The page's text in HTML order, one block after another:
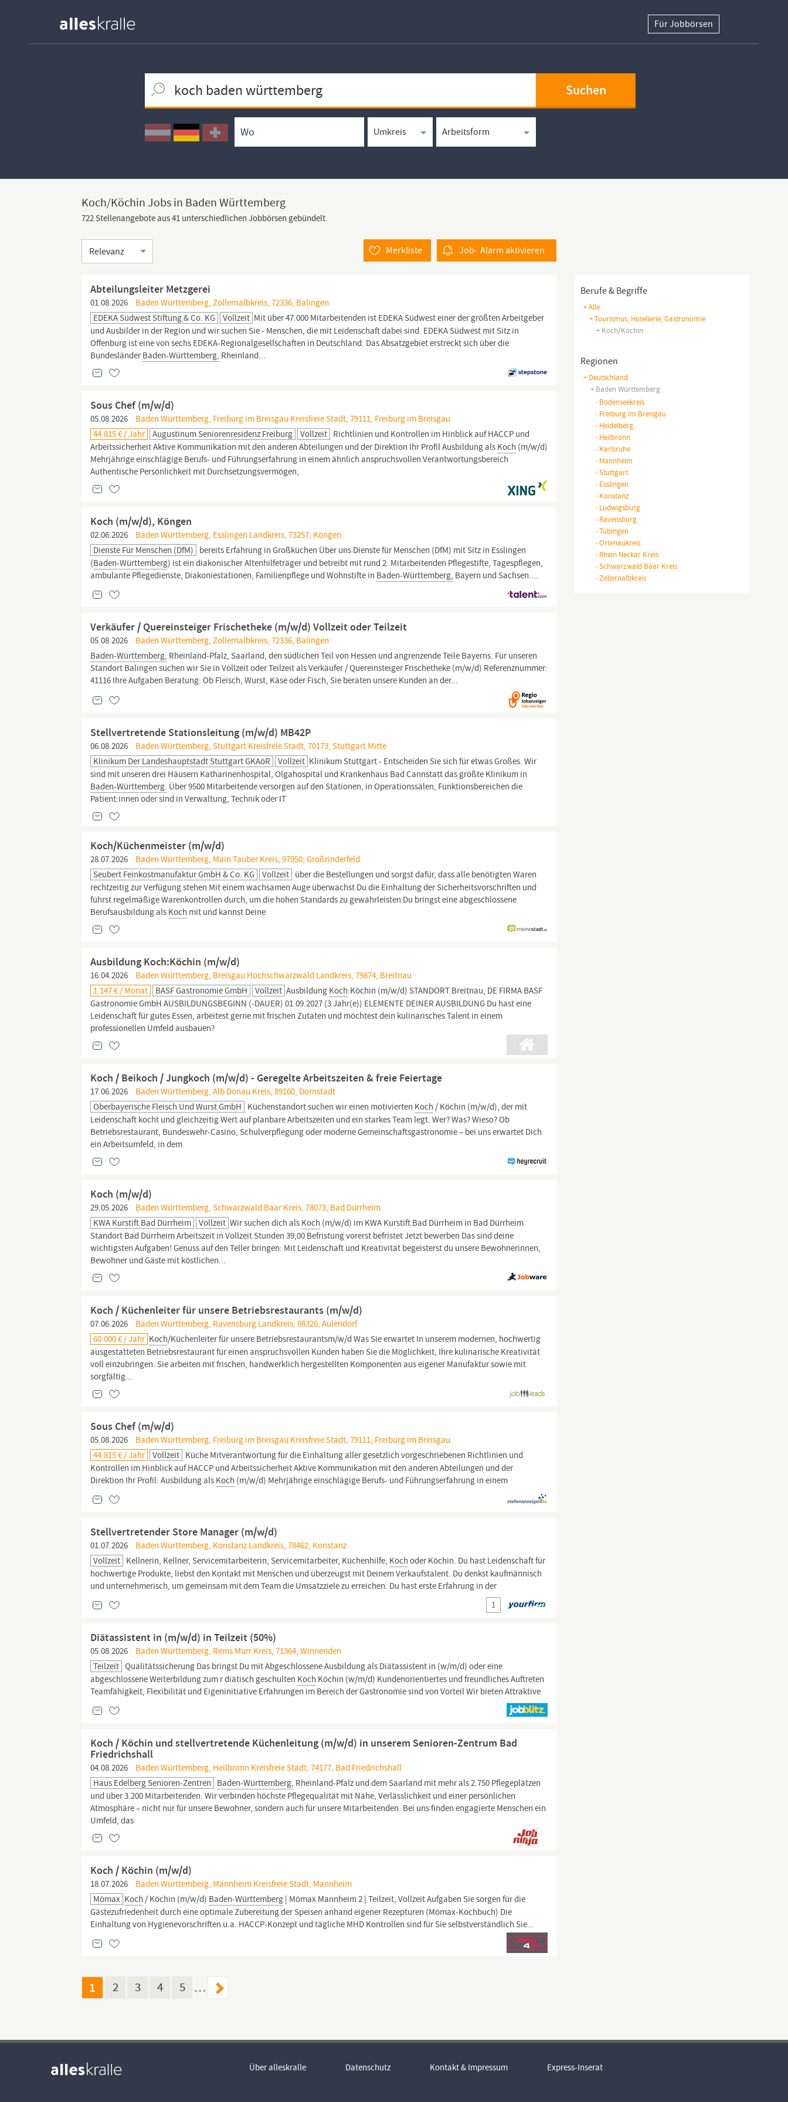
Für Jobbörsen
Ortssuche
Umkreissuche
Arbeitsform
Berufe & Begriffe
+ Alle
+ Tourismus, Hotellerie, Gastronomie
+ Koch/köchin
Regionen
+ Deutschland
+ Baden Württemberg
-Bodenseekreis
-Freiburg im Breisgau
-Heidelberg
-Heilbronn
-Karlsruhe
-Mannheim
-Stuttgart
-Esslingen
-Konstanz
-Ludwigsburg
-Ravensburg
-Tübingen
-Ortenaukreis
-Rhein Neckar Kreis
-Schwarzwald Baar Kreis
-Zollernalbkreis
Koch/Köchin Jobs in Baden Württemberg
722 Stellenangebote aus 41 unterschiedlichen Jobbörsen gebündelt.
Sortierung Job- Alarmaktivieren
Merkliste
Abteilungsleiter Metzgerei
01.08.2026
Baden Württemberg, Zollernalbkreis, 72336, Balingen
EDEKA Südwest Stiftung & Co. KG
Vollzeit Mit über 47.000 Mitarbeitenden ist EDEKA Südwest einer der größten Arbeitgeber
und Ausbilder in der Region und wir suchen Sie - Menschen, die mit Leidenschaft dabei sind. EDEKA Südwest mit Sitz in
Offenburg ist eine von sechs EDEKA-Regionalgesellschaften in Deutschland. Das Absatzgebiet erstreckt sich über die
BundesländerBaden-Württemberg, Rheinland...
Sous Chef (m/w/d)
05.08.2026
Baden Württemberg, Freiburg im Breisgau Kreisfreie Stadt, 79111, Freiburg im Breisgau
44.815 € / Jahr
Augustinum Seniorenresidenz Freiburg Vollzeit Richtlinien und Kontrollen im Hinblick auf HACCP und
Arbeitssicherheit Aktive Kommunikation mit den anderen Abteilungen und der Direktion Ihr Profil Ausbildung als Koch (m/w/d)
Mehrjährige einschlägige Berufs- und Führungserfahrung in einem ähnlich anspruchsvollen Verantwortungsbereich
Authentische Persönlichkeit mit Durchsetzungsvermögen,
Koch (m/w/d), Köngen
02.06.2026
Baden Württemberg, Esslingen Landkreis, 73257, Köngen
Dienste Für Menschen (DfM) bereits Erfahrung in Großküchen Über uns Dienste für Menschen (DfM) mit Sitz in Esslingen
(Baden-Württemberg) ist ein diakonischer Altenhilfeträger und betreibt mit rund 2. Mitarbeitenden Pflegestifte, Tagespflegen,
ambulante Pflegedienste, Diakoniestationen, Familienpflege und Wohnstifte in Baden-Württemberg, Bayern und Sachsen....
Verkäufer / Quereinsteiger Frischetheke (m/w/d) Vollzeit oder Teilzeit
05.08.2026
Baden Württemberg, Zollernalbkreis, 72336, Balingen
Baden-Württemberg, Rheinland-Pfalz, Saarland, den südlichen Teil von Hessen und angrenzende Teile Bayerns. Für unseren
Standort Balingen suchen wir Sie in Vollzeit oder Teilzeit als Verkäufer / Quereinsteiger Frischetheke (m/w/d) Referenznummer:
41116 Ihre Aufgaben Beratung: Ob Fleisch, Wurst, Käse oder Fisch, Sie beraten unsere Kunden an der...
Stellvertretende Stationsleitung (m/w/d) MB42P
06.08.2026
Baden Württemberg, Stuttgart Kreisfreie Stadt, 70173, Stuttgart Mitte
Klinikum Der Landeshauptstadt Stuttgart GKAöR
Vollzeit Klinikum Stuttgart - Entscheiden Sie sich für etwas Großes. Wir
sind mit unseren drei Häusern Katharinenhospital, Olgahospital und Krankenhaus Bad Cannstatt das größte Klinikum in
Baden-Württemberg. Über 9500 Mitarbeitende versorgen auf den Stationen, in Operationssälen, Funktionsbereichen die
Patient:innen oder sind in Verwaltung, Technik oder IT
Koch/Küchenmeister (m/w/d)
28.07.2026
Baden Württemberg, Main Tauber Kreis, 97950, Großrinderfeld
Seubert Feinkostmanufaktur GmbH & Co. KG
Vollzeit über die Bestellungen und sorgst dafür, dass alle benötigten Waren
rechtzeitig zur Verfügung stehen Mit einem wachsamen Auge überwachst Du die Einhaltung der Sicherheitsvorschriften und
führst regelmäßige Warenkontrollen durch, um die hohen Standards zu gewährleisten Du bringst eine abgeschlossene
Berufsausbildung als Koch mit und kannst Deine
Ausbildung Koch:Köchin (m/w/d)
16.04.2026
Baden Württemberg, Breisgau Hochschwarzwald Landkreis, 79874, Breitnau
1.147 € / Monat
BASF Gastronomie GmbH Vollzeit Ausbildung Koch:Köchin (m/w/d) STANDORT Breitnau, DE FIRMA BASF
Gastronomie GmbH AUSBILDUNGSBEGINN (‑DAUER) 01.09.2027 (3 Jahr(e)) ELEMENTE DEINER AUSBILDUNG Du hast eine
Leidenschaft für gutes Essen, arbeitest gerne mit frischen Zutaten und möchtest dein kulinarisches Talent in einem
professionellen Umfeld ausbauen?
Koch / Beikoch / Jungkoch (m/w/d) - Geregelte Arbeitszeiten & freie Feiertage
17.06.2026
Baden Württemberg, Alb Donau Kreis, 89160, Dornstadt
Oberbayerische Fleisch Und Wurst GmbH Küchenstandort suchen wir einen motivierten Koch / Köchin (m/w/d), der mit
Leidenschaft kocht und gleichzeitig Wert auf planbare Arbeitszeiten und ein starkes Team legt. Wer? Was? Wieso? Ob
Betriebsrestaurant, Bundeswehr-Casino, Schulverpflegung oder moderne Gemeinschaftsgastronomie – bei uns erwartet Dich
ein Arbeitsumfeld, in dem
Koch (m/w/d)
29.05.2026
Baden Württemberg, Schwarzwald Baar Kreis, 78073, Bad Dürrheim
KWA Kurstift Bad Dürrheim
Vollzeit Wir suchen dich als Koch (m/w/d) im KWA Kurstift Bad Dürrheim in Bad Dürrheim
Standort Bad Dürrheim Arbeitszeit in Vollzeit Stunden 39,00 Befristung vorerst befristet Jetzt bewerben Das sind deine
wichtigsten Aufgaben! Genuss auf den Teller bringen: Mit Leidenschaft und Kreativität begeisterst du unsere Bewohnerinnen,
Bewohner und Gäste mit köstlichen...
Koch / Küchenleiter für unsere Betriebsrestaurants (m/w/d)
07.06.2026
Baden Württemberg, Ravensburg Landkreis, 88326, Aulendorf
60.000 € / Jahr Koch/Küchenleiter für unsere Betriebsrestaurantsm/w/d Was Sie erwartet In unserem modernen, hochwertig
ausgestatteten Betriebsrestaurant für einen anspruchsvollen Kunden haben Sie die Möglichkeit, Ihre kulinarische Kreativität
voll einzubringen. Sie arbeiten mit frischen, handwerklich hergestellten Komponenten aus eigener Manufaktur sowie mit
sorgfältig...
Sous Chef (m/w/d)
05.08.2026
Baden Württemberg, Freiburg im Breisgau Kreisfreie Stadt, 79111, Freiburg im Breisgau
44.815 € / Jahr
Vollzeit Küche Mitverantwortung für die Einhaltung aller gesetzlich vorgeschriebenen Richtlinien und
Kontrollen im Hinblick auf HACCP und Arbeitssicherheit Aktive Kommunikation mit den anderen Abteilungen und der
Direktion Ihr Profil: Ausbildung als Koch (m/w/d) Mehrjährige einschlägige Berufs- und Führungserfahrung in einem
Stellvertretender Store Manager (m/w/d)
01.07.2026
Baden Württemberg, Konstanz Landkreis, 78462, Konstanz
Vollzeit Kellnerin, Kellner, Servicemitarbeiterin, Servicemitarbeiter, Küchenhilfe, Koch oder Köchin. Du hast Leidenschaft für
hochwertige Produkte, liebst den Kontakt mit Menschen und überzeugst mit Deinem Verkaufstalent. Du denkst kaufmännisch
und unternehmerisch, um gemeinsam mit dem Team die Umsatzziele zu erreichen. Du hast erste Erfahrung in der
1
Diätassistent in (m/w/d) in Teilzeit (50%)
05.08.2026
Baden Württemberg, Rems Murr Kreis, 71364, Winnenden
Teilzeit Qualitätssicherung Das bringst Du mit Abgeschlossene Ausbildung als Diätassistent in (w/m/d) oder eine
abgeschlossene Weiterbildung zum r diätisch geschulten Koch Köchin (w/m/d) Kundenorientiertes und freundliches Auftreten
Teamfähigkeit, Flexibilität und Eigeninitiative Erfahrungen im Bereich der Gastronomie sind von Vorteil Wir bieten Attraktive
Koch / Köchin und stellvertretende Küchenleitung (m/w/d) in unserem Senioren-Zentrum Bad
Friedrichshall
04.08.2026
Baden Württemberg, Heilbronn Kreisfreie Stadt, 74177, Bad Friedrichshall
Haus Edelberg Senioren-Zentren Baden-Württemberg, Rheinland-Pfalz und dem Saarland mit mehr als 2.750 Pflegeplätzen
und über 3.200 Mitarbeitenden. Wir verbinden höchste Pflegequalität mit Nähe, Verlässlichkeit und einer persönlichen
Atmosphäre – nicht nur für unsere Bewohner, sondern auch für unsere Mitarbeitenden. Bei uns finden engagierte Menschen ein
Umfeld, das
Koch / Köchin (m/w/d)
18.07.2026
Baden Württemberg, Mannheim Kreisfreie Stadt, Mannheim
Mömax Koch / Köchin (m/w/d) Baden-Württemberg | Mömax Mannheim 2 | Teilzeit, Vollzeit Aufgaben Sie sorgen für die
Gästezufriedenheit durch eine optimale Zubereitung der Speisen anhand eigener Rezepturen (Mömax-Kochbuch) Die
Einhaltung von Hygienevorschriften u.a. HACCP-Konzept und tägliche MHD Kontrollen sind für Sie selbstverständlich Sie...
1 2 3 4 5 …
Über alleskralle Datenschutz Kontakt & Impressum Express-Inserat